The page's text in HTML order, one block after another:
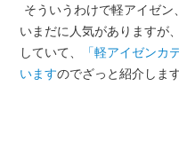
そういうわけで軽アイゼ
いまだに人気がありますが
していて、
「軽アイゼンカ
いますのでざっと紹介します